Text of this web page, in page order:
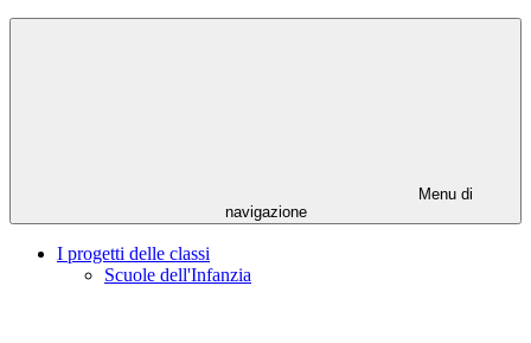
Menu di
navigazione
I progetti delle classi
Scuole dell'Infanzia